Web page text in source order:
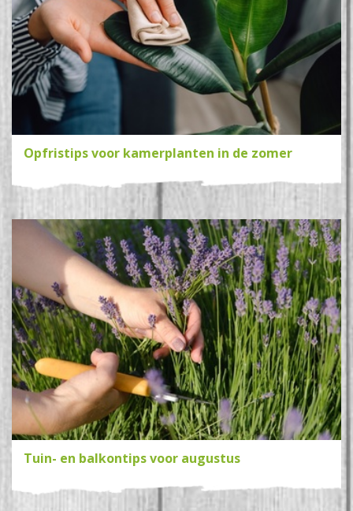
Opfristips voor kamerplanten in de zomer
Tuin- en balkontips voor augustus